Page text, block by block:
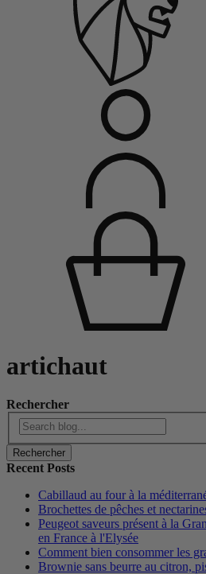
artichaut
Rechercher
Rechercher
Recent Posts
Cabillaud au four à la
Brochettes de pêches et
Peugeot saveurs présent à la
en France à l'Elysée
Comment bien consommer les
Brownie sans beurre au citron,